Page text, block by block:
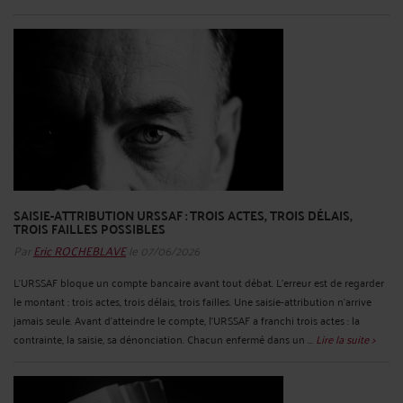
SAISIE-ATTRIBUTION URSSAF : TROIS ACTES, TROIS DÉLAIS,
TROIS FAILLES POSSIBLES
Par Eric ROCHEBLAVEle 07/06/2026
L'URSSAF bloque un compte bancaire avant tout débat. L'erreur est de regarder
le montant : trois actes, trois délais, trois failles. Une saisie-attribution n'arrive
jamais seule. Avant d'atteindre le compte, l'URSSAF a franchi trois actes : la
contrainte, la saisie, sa dénonciation. Chacun enfermé dans un ... Lire la suite >